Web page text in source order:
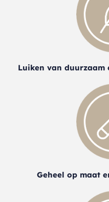
Luiken van
Geheel op maat